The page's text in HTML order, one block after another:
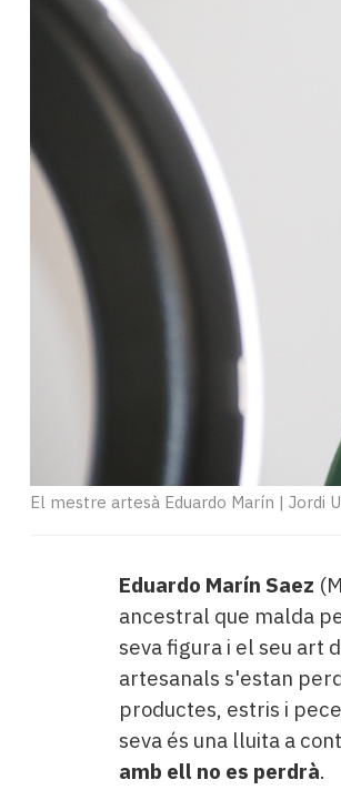
Subscriptors
newsletter
Pallars
Contingut
patrocinat
llegit...
Editorial
El mestre artesà Eduardo Marín | Jordi
Eduardo Marín Saez
ancestral que malda
seva figura i el seu art
artesanals s'estan
productes, estris i
seva és una lluita a
amb ell no es perdrà.